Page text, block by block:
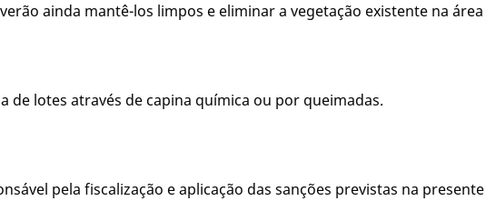
ainda mantê-los limpos e eliminar a vegetação existente na
de lotes através de capina química ou por queimadas.
pela fiscalização e aplicação das sanções previstas na presente